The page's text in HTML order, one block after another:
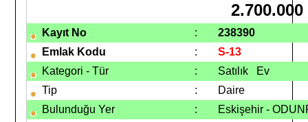
2.700.000
Kayıt No :
238390
Emlak Kodu
:
S-13
Kategori - Tür
:
Satılık Ev
Tip
:
Daire
Bulunduğu Yer
:
Eskişehir -